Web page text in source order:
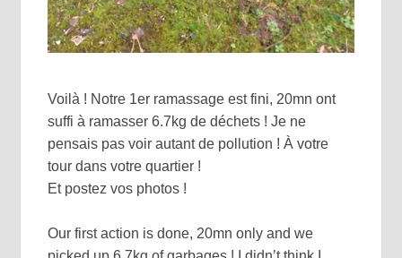
Voilà ! Notre 1er ramassage est fini, 20mn ont
suffi à ramasser 6.7kg de déchets ! Je ne
pensais pas voir autant de pollution ! À votre
tour dans votre quartier !
Et postez vos photos !
Our first action is done, 20mn only and we